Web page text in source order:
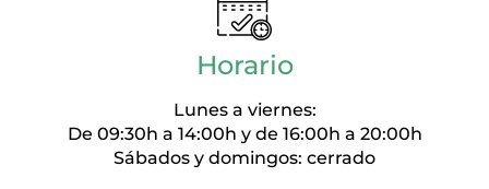
Horario
Lunes a viernes:
De 09:30h a 14:00h y de 16:00h a 20:00h
Sábados y domingos: cerrado